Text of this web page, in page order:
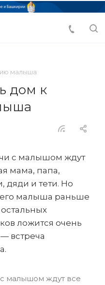
малыша
дом к
с малышом ждут
мама, папа,
дяди и тети. Но
малыша раньше
остальных
ложится очень
встреча
малышом ждут все